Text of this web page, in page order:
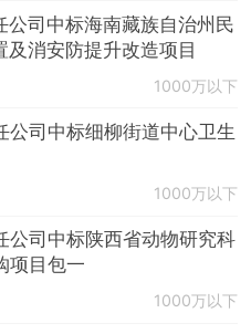
司中标海南藏族自治州民
消安防提升改造项目
1000万以下
公司中标细柳街道中心卫生
1000万以下
公司中标陕西省动物研究科
项目包一
1000万以下